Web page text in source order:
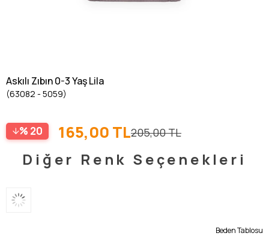
Askılı Zıbın 0-3 Yaş Lila
(63082 - 5059)
20 205,00 TL
165,00 TL
Diğer Renk Seçenekleri
Beden Tablosu